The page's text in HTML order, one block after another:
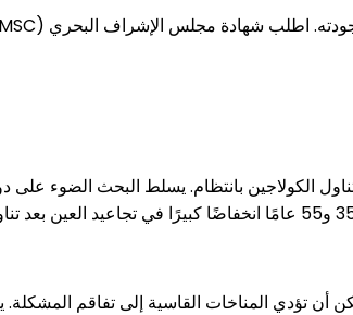
الكولاجين بانتظام. يسلط البحث الضوء على
أن تؤدي المناخات القاسية إلى تفاقم